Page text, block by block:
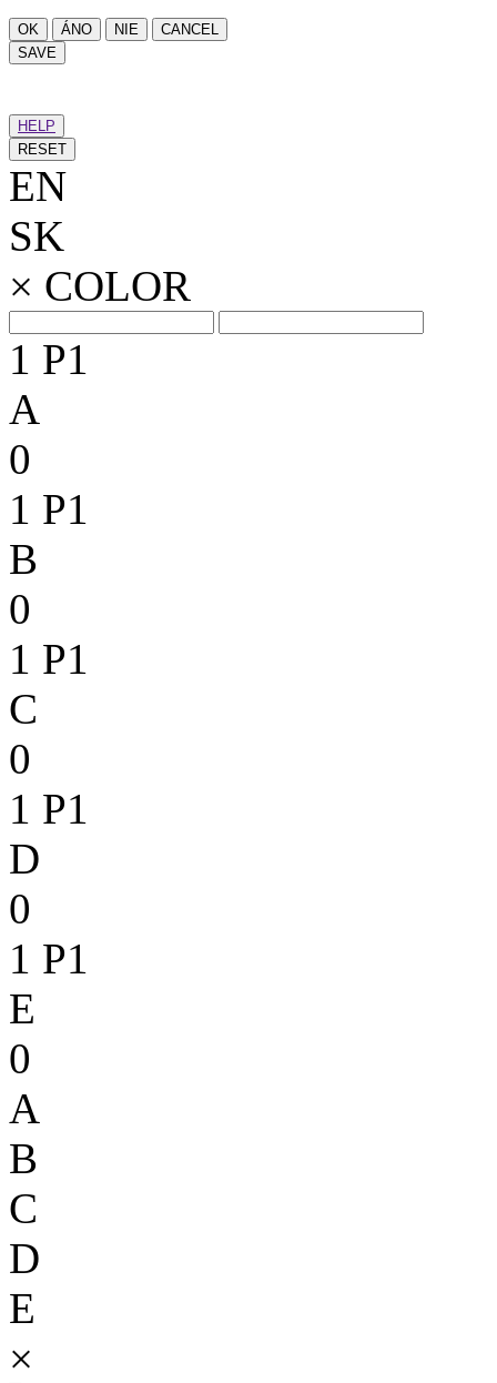
OK ÁNO NIE
CANCEL
SAVE
HELP
RESET
EN
SK
× COLOR
1 P1
A
0
1 P1
B
0
1 P1
C
0
1 P1
D
0
1 P1
E
0
A
B
C
D
E
×